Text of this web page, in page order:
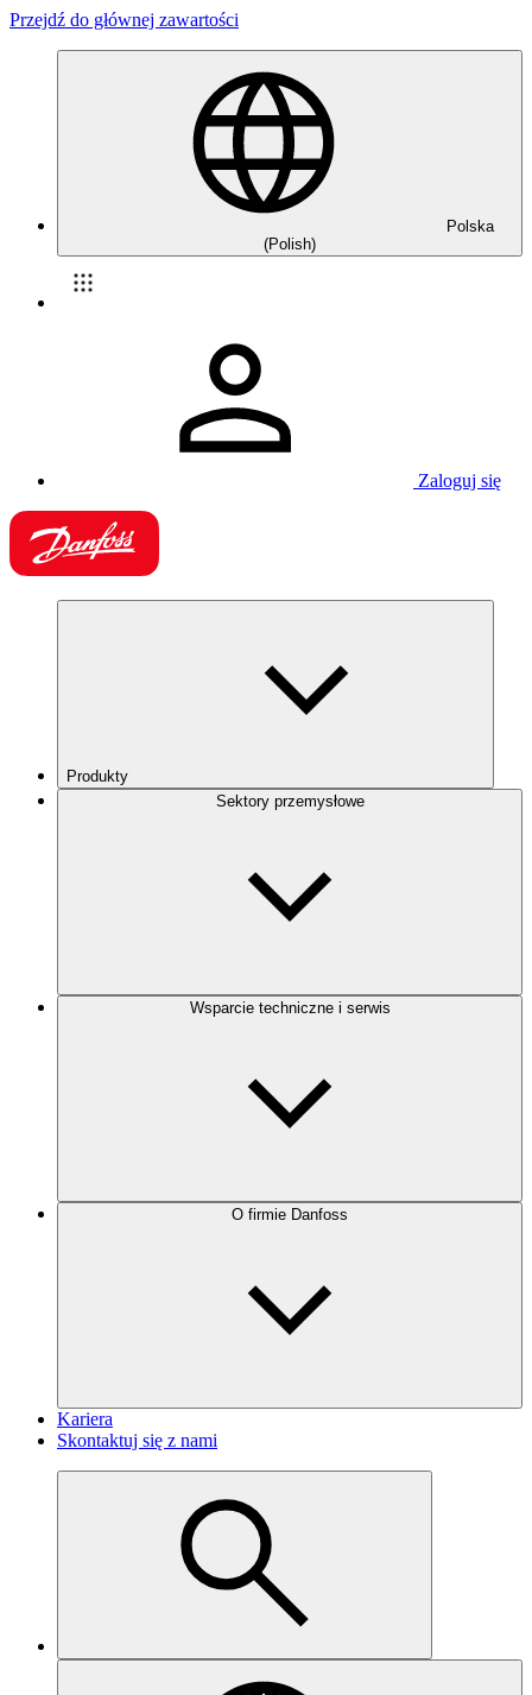
Przejdź do głównej zawartości
Polska
(Polish)
Zaloguj się
Produkty
Sektory przemysłowe
Wsparcie techniczne i serwis
O firmie Danfoss
Kariera
Skontaktuj się z nami